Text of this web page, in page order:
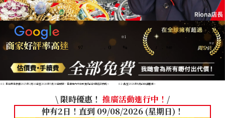
97 . 0 %
※1
商家好評率高達 ※2
※1: 本結果是根據2025年2月16日至2026年5月30日期間，香港境內分店所獲得的評價統計而成。 ※2: 截至2026年8月的店舖數目。
\ 限時優惠！ 推廣活動進行中！ /
仲有2日！直到 09/08/2026 (星期日)！